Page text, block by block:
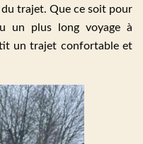
trajet. Que ce soit pour
un plus long voyage à
un trajet confortable et